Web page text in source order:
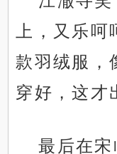
上，又乐
款羽绒服，
穿好，这才
最后在